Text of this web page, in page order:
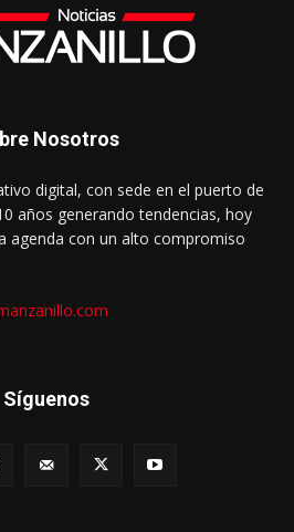
Nosotros
digital, con sede en el puerto de
años generando tendencias, hoy
agenda con un alto compromiso
Síguenos